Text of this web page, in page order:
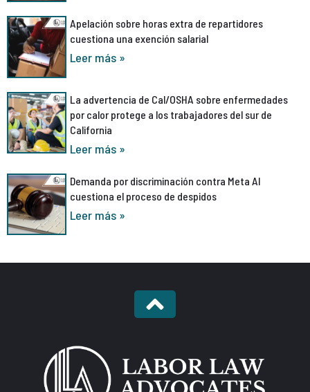
Apelación sobre horas extra de repartidores
cuestiona una exención salarial
Leer más »
La advertencia de Cal/OSHA sobre enfermedades
por calor protege a los trabajadores del sur de
California
Leer más »
Demanda por discriminación contra Meta AI
cuestiona el proceso de despidos
Leer más »